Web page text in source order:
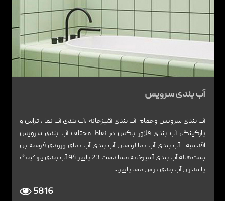
آب بندی سرویس
آب بندی سرویس وحمام آب بندی آشپزخانه ,آب بندی آب نما , تراس و
پارکینگ, آب بندی فلاور باکس در نقاط مختلف آب بندی سرویس
اقدسیه آب بندی آب نما لواسان آب بندی آب نمای ورودی فرشته بن
بست هاله آب بندی آشپزخانه مشا دشت 23 پاییز 94 آب بندی پارکینگ
پاسداران آب بندی تراس مشا پاییز...
5816